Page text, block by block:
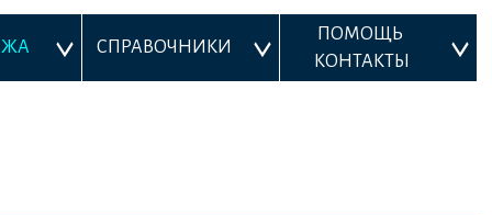
СПРАВОЧНИКИ
ПОМОЩЬ
КОНТАКТЫ